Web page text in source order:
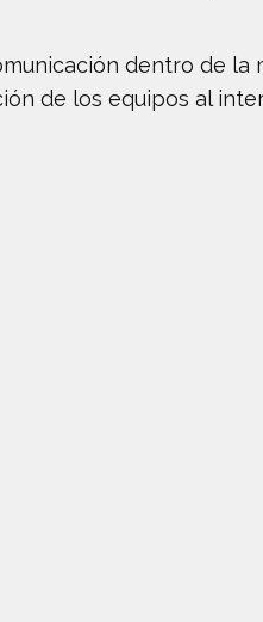
dentro de la
de los equipos al